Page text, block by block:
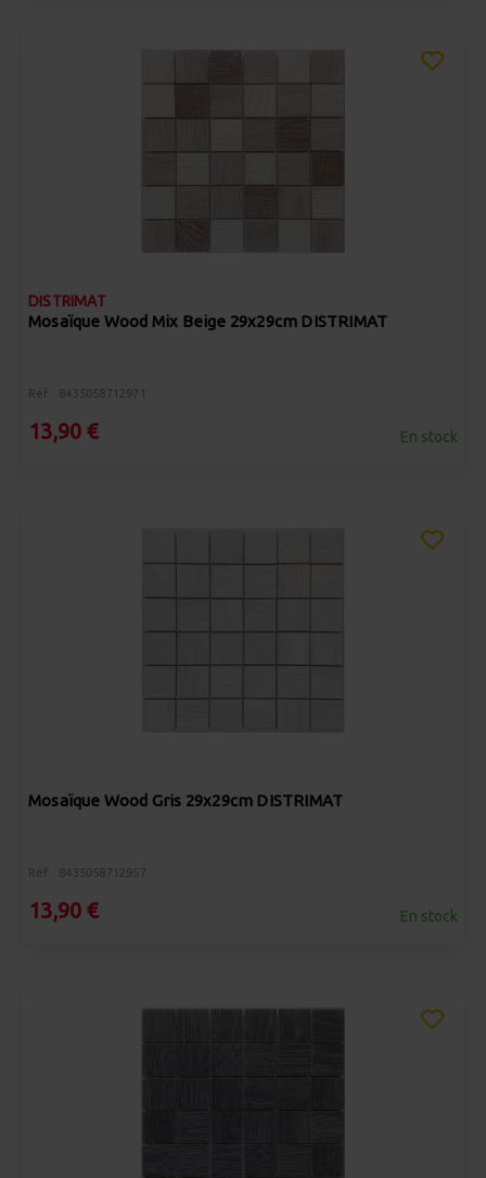
DISTRIMAT
Mosaïque Wood Mix Beige 29x29cm DISTRIMAT
Réf : 8435058712971
13,90 € En stock
Mosaïque Wood Gris 29x29cm DISTRIMAT
Réf : 8435058712957
13,90 € En stock